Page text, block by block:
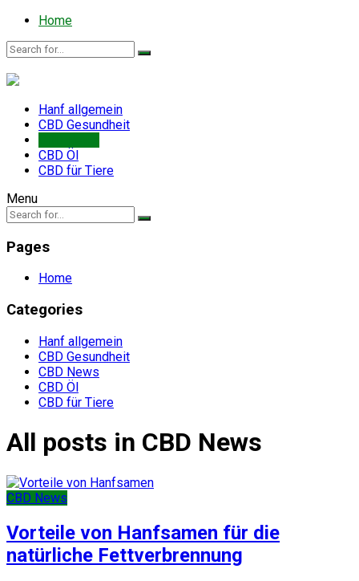
Home
Hanf allgemein
CBD Gesundheit
CBD Öl
CBD für Tiere
Menu
Pages
Home
Categories
Hanf allgemein
CBD Gesundheit
CBD News
CBD Öl
CBD für Tiere
All posts in CBD News
CBD News
Vorteile von Hanfsamen für die
natürliche Fettverbrennung